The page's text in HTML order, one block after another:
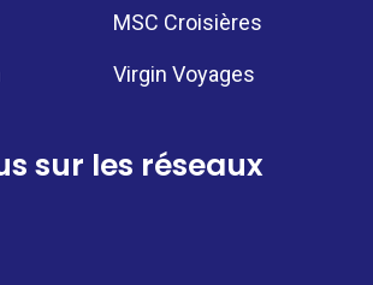
MSC Croisières
Virgin Voyages
sur les réseaux